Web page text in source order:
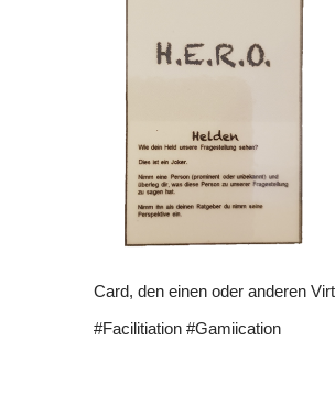
Card, den einen oder anderen
#Facilitiation #Gamiication